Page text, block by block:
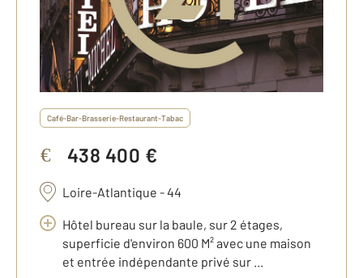
Café-Bar-Brasserie-Restaurant-Tabac
€ 438 400 €
Loire-Atlantique - 44
Hôtel bureau sur la baule, sur 2 étages,
superficie d'environ 600 M² avec une maison
et entrée indépendante privé sur ...